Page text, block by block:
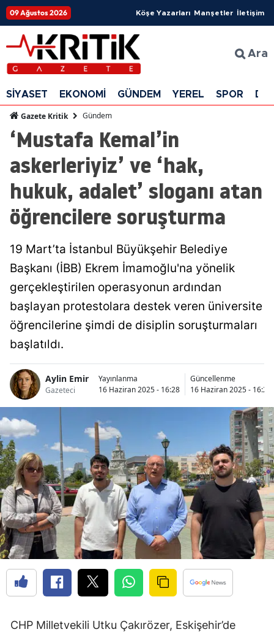
09 Ağustos 2026 Köşe Yazarları Manşetler İletişim
Ara
SİYASET EKONOMİ GÜNDEM YEREL SPOR
Gazete Kritik Gündem
‘Mustafa Kemal’in
askerleriyiz’ ve ‘hak,
hukuk, adalet’ sloganı atan
öğrencilere soruşturma
19 Mart’ta İstanbul Büyükşehir Belediye
Başkanı (İBB) Ekrem İmamoğlu'na yönelik
gerçekleştirilen operasyonun ardından
başlayan protestolara destek veren üniversite
öğrencilerine şimdi de disiplin soruşturmaları
başlatıldı.
Aylin Emir
Gazeteci
Yayınlanma
16 Haziran 2025 - 16:28
Güncellenme
16 Haziran 2025 - 16:29
CHP Milletvekili Utku Çakırözer, Eskişehir’de